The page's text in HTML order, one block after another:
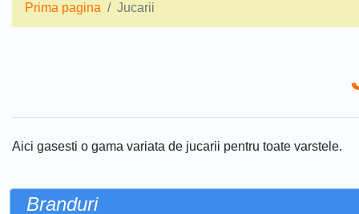
Prima pagina Jucarii
Aici gasesti o gama variata de jucarii pentru toate varstele.
Branduri